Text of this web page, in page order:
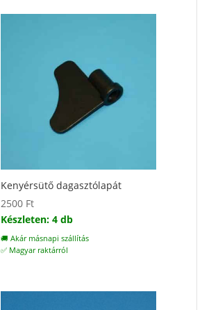
Kenyérsütő dagasztólapát
2500 Ft
Készleten: 4 db
🚚 Akár másnapi szállítás
✅ Magyar raktárról